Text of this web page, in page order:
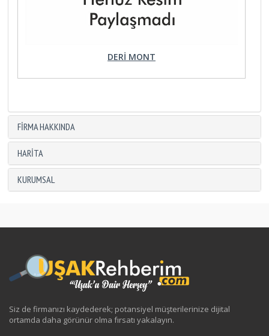
DERI MONT
FIRMA HAKKINDA
HARITA
KURUMSAL
Siz de firmanızı kaydederek; potansiyel müşterilerinize dijital
ortamda daha görünür olma fırsatı yakalayın.